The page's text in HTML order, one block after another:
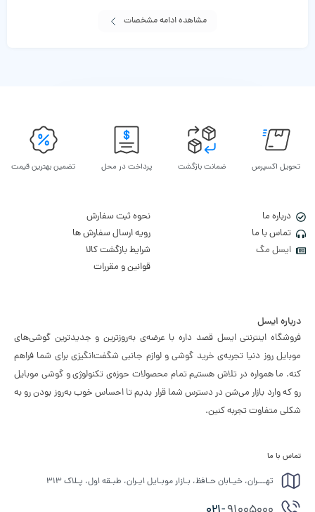
مشاهده ادامه مشخصات
تحویل اکسپرس ضمانت بازگشت پرداخت در محل تضمین بهترین قیمت
درباره ما
تماس با ما
ایسل مگ
نحوه ثبت سفارش
رویه ارسال سفارش ها
شرایط بازگشت کالا
قوانین و مقررات
درباره ایسل
فروشگاه اینترنتی ایسل قصد داره با عرضه‌ی به‌روزترین و جدیدترین گوشی‌های
موبایل روز دنیا تجربه‌ی خرید گوشی و لوازم جانبی شگفت‌انگیزی برای شما فراهم
کنه. ما همواره در تلاش هستیم تمام محصولات حوزه‌ی تکنولوژی و گوشی موبایل
رو که وارد بازار می‌شن در دسترس شما قرار بدیم تا احساس خوب به‌روز بودن رو به
شکلی متفاوت تجربه کنین.
تماس با ما
تهـــران، خیـابان حـافظ، بـازار موبـایل ایـران، طبـقه اول، پـلاک ۳۱۳